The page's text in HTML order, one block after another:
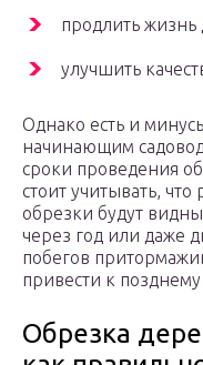
продлить жизнь
улучшить
Однако есть и
начинающим
сроки проведения
стоит учитывать,
обрезки будут
через год или даже
побегов
привести к
Обрезка